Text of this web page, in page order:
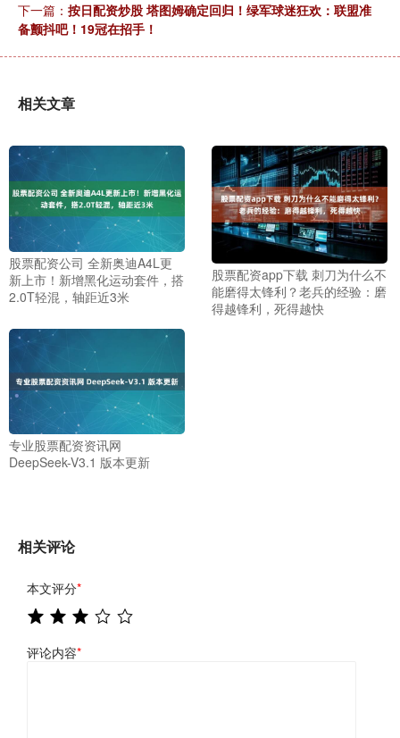
下一篇： 按日配资炒股 塔图姆确定回归！绿军球迷狂欢：联盟准
备颤抖吧！19冠在招手！
相关文章
股票配资公司 全新奥迪A4L更
新上市！新增黑化运动套件，搭
2.0T轻混，轴距近3米
股票配资app下载 刺刀为什么不
能磨得太锋利？老兵的经验：磨
得越锋利，死得越快
专业股票配资资讯网
DeepSeek-V3.1 版本更新
相关评论
本文评分*
评论内容*